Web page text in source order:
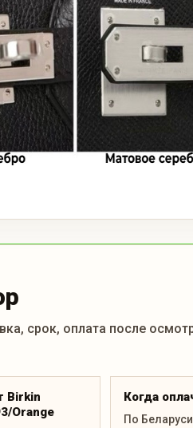
срок, оплата после
Birkin
Orange
Когда
По